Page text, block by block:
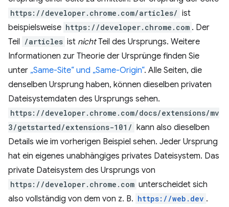
https://developer.chrome.com/articles/ ist
beispielsweise https://developer.chrome.com . Der
Teil /articles ist nichtTeil des Ursprungs. Weitere
Informationen zur Theorie der Ursprünge finden Sie
unter „Same-Site“ und „Same-Origin“. Alle Seiten, die
denselben Ursprung haben, können dieselben privaten
Dateisystemdaten des Ursprungs sehen.
https://developer.chrome.com/docs/extensions/mv
3/getstarted/extensions-101/ kann also dieselben
Details wie im vorherigen Beispiel sehen. Jeder Ursprung
hat ein eigenes unabhängiges privates Dateisystem. Das
private Dateisystem des Ursprungs von
https://developer.chrome.com unterscheidet sich
also vollständig von dem von z. B. https://web.dev .